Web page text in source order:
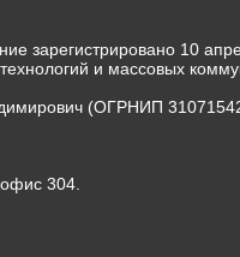
зарегистрировано 10
и массовых
(ОГРНИП
офис 304.